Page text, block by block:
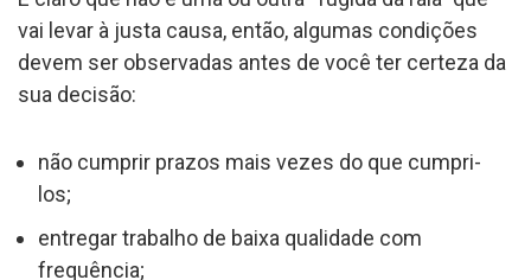
vai levar à justa causa, então, algumas condições
devem ser observadas antes de você ter certeza da
sua decisão:
não cumprir prazos mais vezes do que cumpri-
los;
entregar trabalho de baixa qualidade com
frequência;